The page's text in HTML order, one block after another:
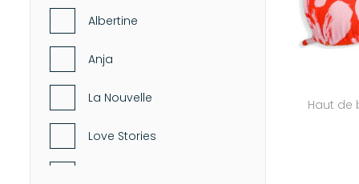
-Capes
ROBES
Robes longues
-Robes courtes
MAILLES & SWEATS
Albertine
Anja
La Nouvelle
Love Stories
Haut de